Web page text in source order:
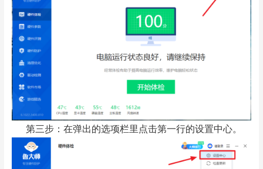
第三步：在弹出的选项栏里点击第一行的设置中心。